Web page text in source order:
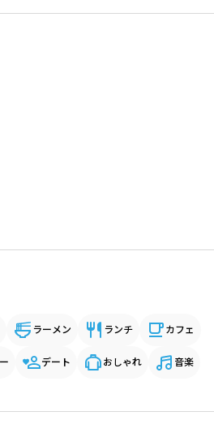
ラーメン ランチ カフェ
デート おしゃれ 音楽